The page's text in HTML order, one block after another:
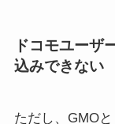
ドコモユーザ
込みできない
ただし、GMO